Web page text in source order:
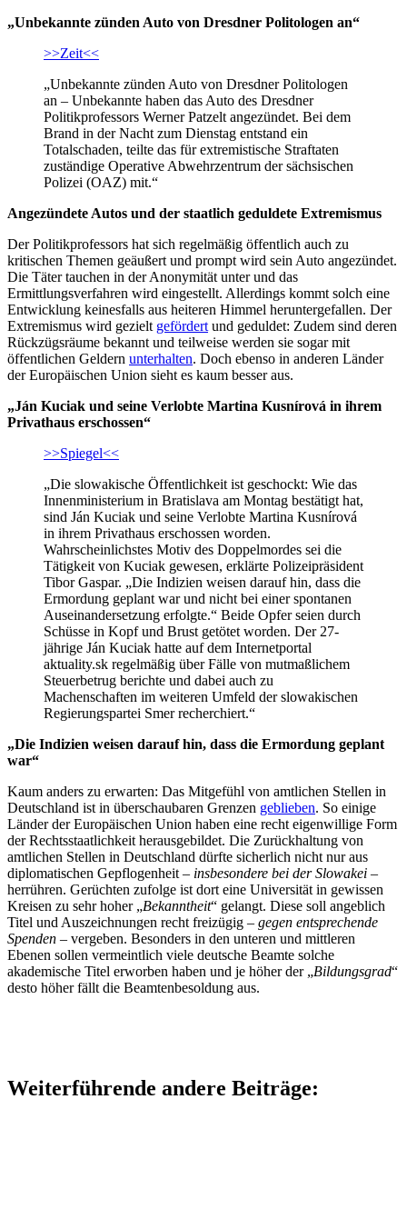
„Unbekannte zünden Auto von Dresdner Politologen an“
>>Zeit<<
„Unbekannte zünden Auto von Dresdner Politologen
an – Unbekannte haben das Auto des Dresdner
Politikprofessors Werner Patzelt angezündet. Bei dem
Brand in der Nacht zum Dienstag entstand ein
Totalschaden, teilte das für extremistische Straftaten
zuständige Operative Abwehrzentrum der sächsischen
Polizei (OAZ) mit.“
Angezündete Autos und der staatlich geduldete Extremismus
Der Politikprofessors hat sich regelmäßig öffentlich auch zu
kritischen Themen geäußert und prompt wird sein Auto angezündet.
Die Täter tauchen in der Anonymität unter und das
Ermittlungsverfahren wird eingestellt. Allerdings kommt solch eine
Entwicklung keinesfalls aus heiteren Himmel heruntergefallen. Der
Extremismus wird gezielt gefördert und geduldet: Zudem sind deren
Rückzügsräume bekannt und teilweise werden sie sogar mit
öffentlichen Geldern unterhalten. Doch ebenso in anderen Länder
der Europäischen Union sieht es kaum besser aus.
„Ján Kuciak und seine Verlobte Martina Kusnírová in ihrem
Privathaus erschossen“
>>Spiegel<<
„Die slowakische Öffentlichkeit ist geschockt: Wie das
Innenministerium in Bratislava am Montag bestätigt hat,
sind Ján Kuciak und seine Verlobte Martina Kusnírová
in ihrem Privathaus erschossen worden.
Wahrscheinlichstes Motiv des Doppelmordes sei die
Tätigkeit von Kuciak gewesen, erklärte Polizeipräsident
Tibor Gaspar. „Die Indizien weisen darauf hin, dass die
Ermordung geplant war und nicht bei einer spontanen
Auseinandersetzung erfolgte.“ Beide Opfer seien durch
Schüsse in Kopf und Brust getötet worden. Der 27-
jährige Ján Kuciak hatte auf dem Internetportal
aktuality.sk regelmäßig über Fälle von mutmaßlichem
Steuerbetrug berichte und dabei auch zu
Machenschaften im weiteren Umfeld der slowakischen
Regierungspartei Smer recherchiert.“
„Die Indizien weisen darauf hin, dass die Ermordung geplant
war“
Kaum anders zu erwarten: Das Mitgefühl von amtlichen Stellen in
Deutschland ist in überschaubaren Grenzen geblieben. So einige
Länder der Europäischen Union haben eine recht eigenwillige Form
der Rechtsstaatlichkeit herausgebildet. Die Zurückhaltung von
amtlichen Stellen in Deutschland dürfte sicherlich nicht nur aus
diplomatischen Gepflogenheit – insbesondere bei der Slowakei –
herrühren. Gerüchten zufolge ist dort eine Universität in gewissen
Kreisen zu sehr hoher „Bekanntheit“ gelangt. Diese soll angeblich
Titel und Auszeichnungen recht freizügig – gegen entsprechende
Spenden – vergeben. Besonders in den unteren und mittleren
Ebenen sollen vermeintlich viele deutsche Beamte solche
akademische Titel erworben haben und je höher der „Bildungsgrad“
desto höher fällt die Beamtenbesoldung aus.
Weiterführende andere Beiträge: